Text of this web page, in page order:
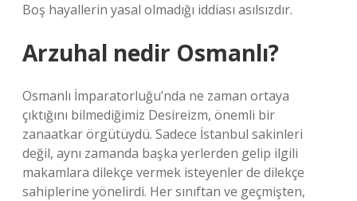
Boş hayallerin yasal olmadığı iddiası asılsızdır.
Arzuhal nedir Osmanlı?
Osmanlı İmparatorluğu’nda ne zaman ortaya
çıktığını bilmediğimiz Desireizm, önemli bir
zanaatkar örgütüydü. Sadece İstanbul sakinleri
değil, aynı zamanda başka yerlerden gelip ilgili
makamlara dilekçe vermek isteyenler de dilekçe
sahiplerine yönelirdi. Her sınıftan ve geçmişten,